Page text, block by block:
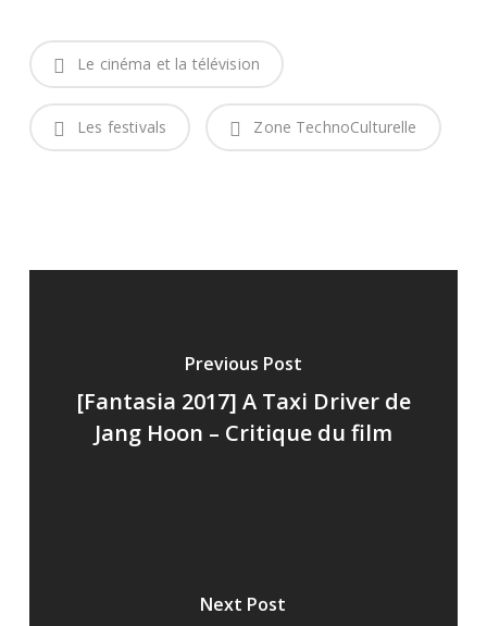
Le cinéma et la télévision
Les festivals Zone TechnoCulturelle
Previous Post
[Fantasia 2017] A Taxi Driver de
Jang Hoon – Critique du film
Next Post